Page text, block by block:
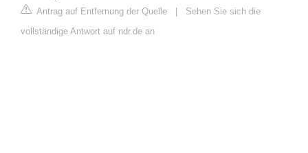
Antrag auf Entfernung der Quelle | Sehen Sie sich die
vollständige Antwort auf ndr.de an